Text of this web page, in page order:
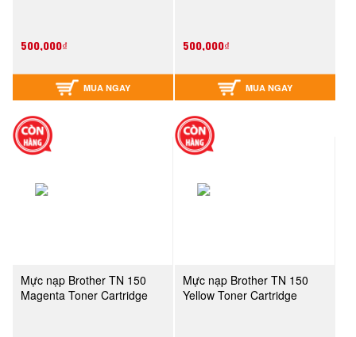
500,000₫
MUA NGAY
500,000₫
MUA NGAY
Mực nạp Brother TN 150
Magenta Toner Cartridge
Mực nạp Brother TN 150
Yellow Toner Cartridge